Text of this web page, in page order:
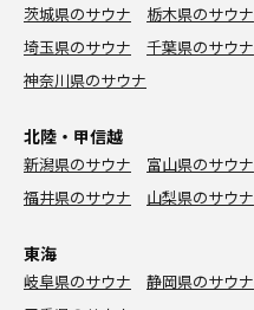
茨城県のサウナ 栃木県のサウナ
埼玉県のサウナ
千葉県のサウナ
神奈川県のサウナ
北陸・甲信越
新潟県のサウナ 富山県のサウナ
福井県のサウナ
山梨県のサウナ
東海
岐阜県のサウナ 静岡県のサウナ